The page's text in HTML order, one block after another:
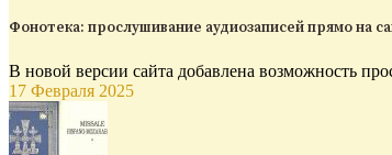
Фонотека: прослушивание аудиозаписей прямо на
В новой версии сайта добавлена возможность
17 Февраля 2025